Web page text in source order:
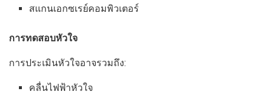
สแกนเอกซเรย์คอมพิวเตอร์
การทดสอบหัวใจ
การประเมินหัวใจอาจรวมถึง:
คลื่นไฟฟ้าหัวใจ